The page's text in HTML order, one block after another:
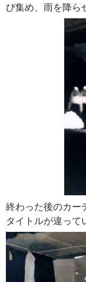
び集め、雨を降ら
終わった後のカー
タイトルが違って